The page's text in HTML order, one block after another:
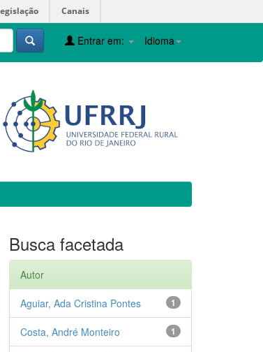
Canais
Idioma
Entrar em:
Busca facetada
Autor
1
Aguiar, Ada Cristina Pontes
1
Costa, André Monteiro